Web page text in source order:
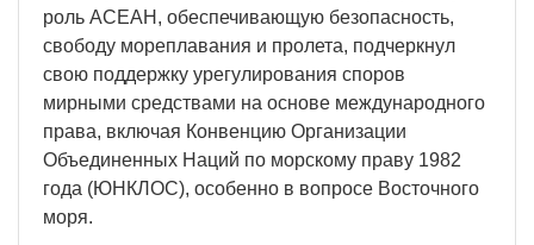
роль АСЕАН, обеспечивающую безопасность,
свободу мореплавания и пролета, подчеркнул
свою поддержку урегулирования споров
мирными средствами на основе международного
права, включая Конвенцию Организации
Объединенных Наций по морскому праву 1982
года (ЮНКЛОС), особенно в вопросе Восточного
моря.